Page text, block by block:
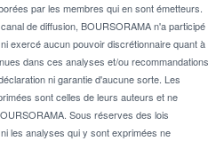
par les membres qui en sont émetteurs.
de diffusion, BOURSORAMA n'a participé
exercé aucun pouvoir discrétionnaire quant à
dans ces analyses et/ou recommandations
ni garantie d'aucune sorte. Les
sont celles de leurs auteurs et ne
Sous réserves des lois
les analyses qui y sont exprimées ne